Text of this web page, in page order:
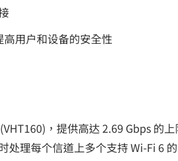
用户和设备的安全性
，提供高达 2.69 Gbps 的上
处理每个信道上多个支持 Wi-Fi 6